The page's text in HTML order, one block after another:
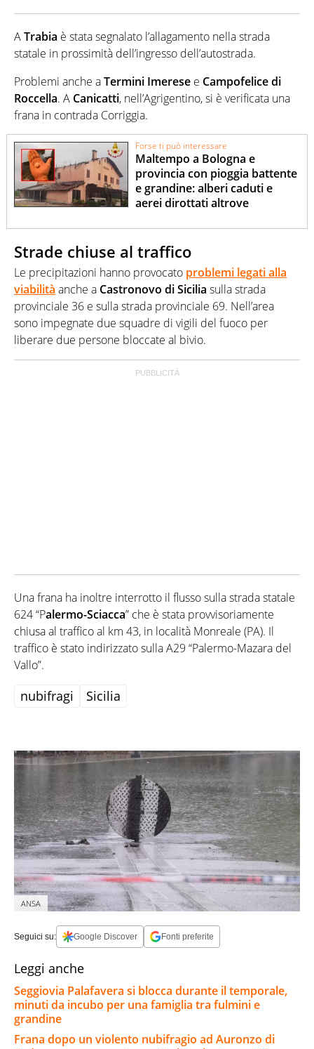
ATrabia è stata segnalato l’allagamento nella strada
statale in prossimità dell’ingresso dell’autostrada.
Problemi anche aTermini Imerese e Campofelice di
Roccella. A Canicatti, nell’Agrigentino, si è verificata una
frana in contrada Corriggia.
Forse ti può interessare
Maltempo a Bologna e
provincia con pioggia battente
e grandine: alberi caduti e
aerei dirottati altrove
Strade chiuse al traffico
Le precipitazioni hanno provocato problemi legati alla
viabilità anche a Castronovo di Sicilia sulla strada
provinciale 36 e sulla strada provinciale 69. Nell’area
sono impegnate due squadre di vigili del fuoco per
liberare due persone bloccate al bivio.
Una frana ha inoltre interrotto il flusso sulla strada statale
624 “Palermo-Sciacca” che è stata provvisoriamente
chiusa al traffico al km 43, in località Monreale (PA). Il
traffico è stato indirizzato sulla A29 “Palermo-Mazara del
Vallo”.
nubifragi Sicilia
ANSA
Seguici su: Google Discover Fonti preferite
Leggi anche
Seggiovia Palafavera si blocca durante il temporale,
minuti da incubo per una famiglia tra fulmini e
grandine
Frana dopo un violento nubifragio ad Auronzo di